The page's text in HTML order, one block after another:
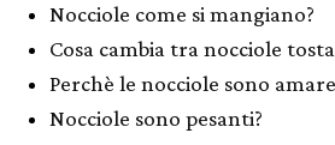
Nocciole come si mangiano?
Cosa cambia tra nocciole
Perchè le nocciole sono
Nocciole sono pesanti?